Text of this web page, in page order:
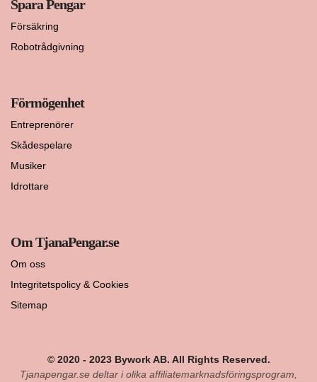
Spara Pengar
Försäkring
Robotrådgivning
Förmögenhet
Entreprenörer
Skådespelare
Musiker
Idrottare
Om TjanaPengar.se
Om oss
Integritetspolicy & Cookies
Sitemap
© 2020 - 2023 Bywork AB. All Rights Reserved.
Tjanapengar.se deltar i olika affiliatemarknadsföringsprogram,